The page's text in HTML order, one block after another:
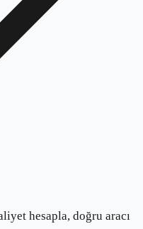
hesapla, doğru aracı